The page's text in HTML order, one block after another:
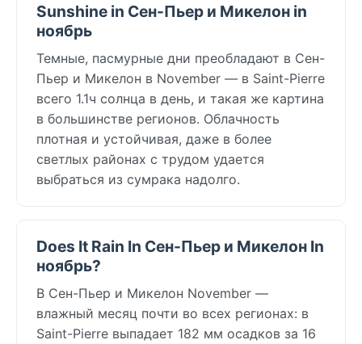
Sunshine in Сен-Пьер и Микелон in
ноябрь
Темные, пасмурные дни преобладают в Сен-
Пьер и Микелон в November — в Saint-Pierre
всего 1.1ч солнца в день, и такая же картина
в большинстве регионов. Облачность
плотная и устойчивая, даже в более
светлых районах с трудом удается
выбраться из сумрака надолго.
Does It Rain In Сен-Пьер и Микелон In
ноябрь?
В Сен-Пьер и Микелон November —
влажный месяц почти во всех регионах: в
Saint-Pierre выпадает 182 мм осадков за 16